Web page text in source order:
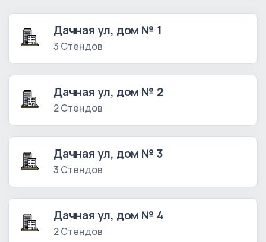
Дачная ул, дом № 1
3 Стендов
Дачная ул, дом № 2
2 Стендов
Дачная ул, дом № 3
3 Стендов
Дачная ул, дом № 4
2 Стендов